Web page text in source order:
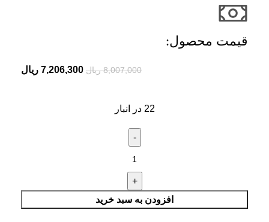
قیمت محصول:​
8,007,000 ریال 7,206,300 ریال
22 در انبار
افزودن به سبد خرید